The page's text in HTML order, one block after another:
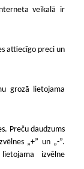
veikalā ir
attiecīgo preci un
grozā lietojama
Preču daudzums
„+” un „-”.
izvēlne